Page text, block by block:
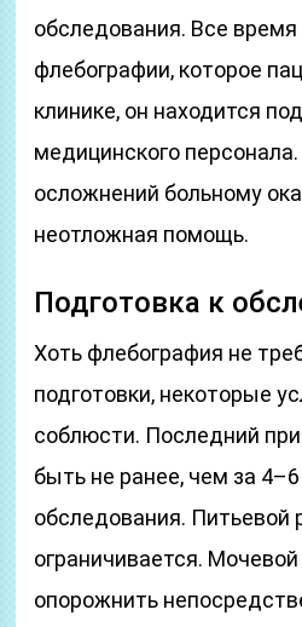
обследования. Все время
флебографии, которое
клинике, он находится
медицинского
осложнений больному
неотложная помощь.
Подготовка к
Хоть флебография не
подготовки, некоторые
соблюсти. Последний
быть не ранее, чем за
обследования. Питьевой
ограничивается.
опорожнить